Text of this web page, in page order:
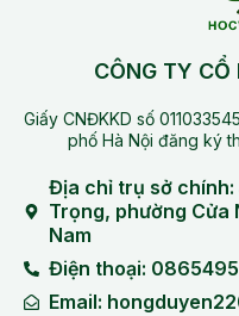
CÔNG TY CỔ
Giấy CNĐKKD số
phố Hà Nội đăng ký
Địa chỉ trụ sở chính:
Trọng, phường Cửa
Nam
Điện thoại:
Email: